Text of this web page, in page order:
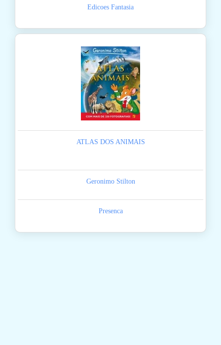
Edicoes Fantasia
ATLAS DOS ANIMAIS
Geronimo Stilton
Presenca